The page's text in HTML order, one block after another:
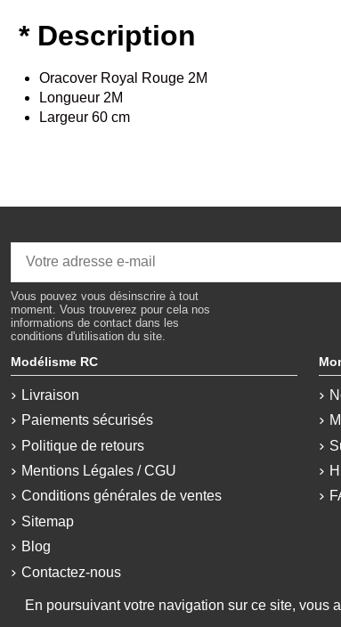
* Description
Oracover Royal Rouge 2M
Longueur 2M
Largeur 60 cm
Vous pouvez vous désinscrire à tout
moment. Vous trouverez pour cela nos
informations de contact dans les
conditions d'utilisation du site.
Modélisme RC
Livraison
Paiements sécurisés
Politique de retours
Mentions Légales / CGU
Conditions générales de ventes
Sitemap
Blog
Contactez-nous
En poursuivant votre navigation sur ce site, vous